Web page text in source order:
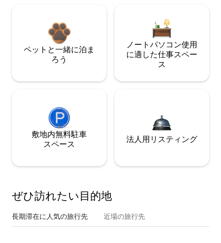
ペットと一緒に泊ま
ろう
ノートパソコン使用
に適した仕事スペー
ス
敷地内無料駐⁠車
ス⁠ペ⁠ー⁠ス
法人用リスティング
ぜひ訪⁠れ⁠た⁠い目⁠的⁠地
長期滞在に人気の旅行先 近場の旅行先